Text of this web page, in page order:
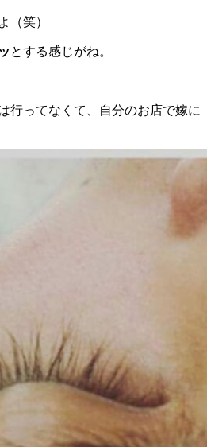
（笑）
とする感じがね。
行ってなくて、自分のお店で嫁に